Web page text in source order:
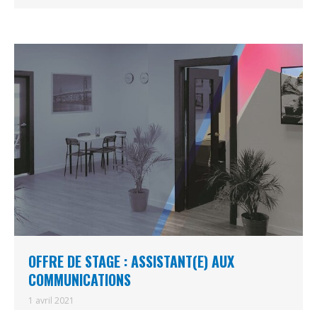
OFFRE DE STAGE : ASSISTANT(E) AUX
COMMUNICATIONS
1 avril 2021